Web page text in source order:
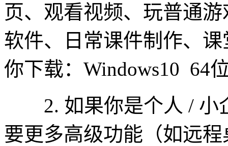
页、观看视频、玩普通
软件、日常课件制作、
你下载：Windows10 64
2. 如果你是个人 / 小
要更多高级功能（如远